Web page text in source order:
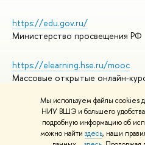
Мы используем файлы cookies
НИУ ВШЭ и большего удобства
подробную информацию об
можно найти здесь, наши
https://edu.gov.ru/
Министерство просвещения РФ
https://elearning.hse.ru/mooc
Массовые открытые онлайн-
© НИУ ВШЭ 1993–2026
Адреса и
Условия использования материалов